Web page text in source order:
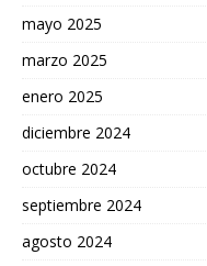
mayo 2025
marzo 2025
enero 2025
diciembre 2024
octubre 2024
septiembre 2024
agosto 2024